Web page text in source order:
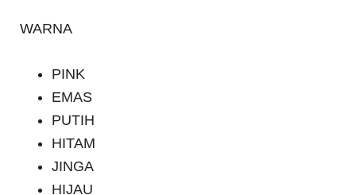
WARNA
PINK
EMAS
PUTIH
HITAM
JINGA
HIJAU